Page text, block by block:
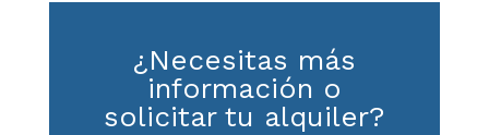
¿Necesitas más
información o
solicitar tu alquiler?